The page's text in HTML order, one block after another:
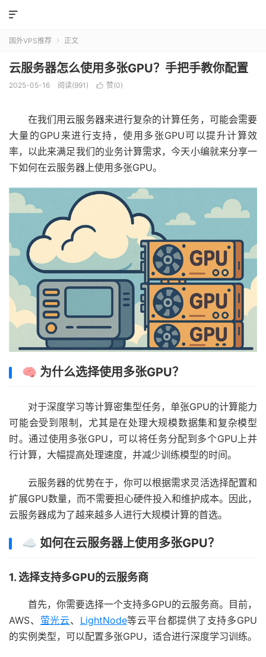

国外VPS推荐  正文
云服务器怎么使用多张GPU？手把手教你配置
2025-05-16 阅读(991)  赞(0)
在我们用云服务器来进行复杂的计算任务，可能会需要
大量的GPU来进行支持，使用多张GPU可以提升计算效
率，以此来满足我们的业务计算需求，今天小编就来分享一
下如何在云服务器上使用多张GPU。
🧠 为什么选择使用多张GPU？
对于深度学习等计算密集型任务，单张GPU的计算能力
可能会受到限制，尤其是在处理大规模数据集和复杂模型
时。通过使用多张GPU，可以将任务分配到多个GPU上并
行计算，大幅提高处理速度，并减少训练模型的时间。
云服务器的优势在于，你可以根据需求灵活选择配置和
扩展GPU数量，而不需要担心硬件投入和维护成本。因此，
云服务器成为了越来越多人进行大规模计算的首选。
☁️ 如何在云服务器上使用多张GPU？
1. 选择支持多GPU的云服务商
首先，你需要选择一个支持多GPU的云服务商。目前，
AWS、 萤光云、 LightNode等云平台都提供了支持多GPU
的实例类型，可以配置多张GPU，适合进行深度学习训练。